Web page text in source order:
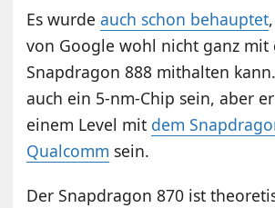
Es wurdeauch schon behauptet
von Google wohl nicht ganz mit
Snapdragon 888 mithalten
auch ein 5-nm-Chip sein, aber
einem Level mit dem
Qualcomm sein.
Der Snapdragon 870 ist